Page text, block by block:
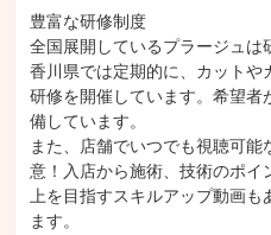
豊富な研修制度
全国展開しているプラージュは
香川県では定期的に、カット
研修を開催しています。希望
備しています。
また、店舗でいつでも視聴可
意！入店から施術、技術のポイ
上を目指すスキルアップ動画
ます。